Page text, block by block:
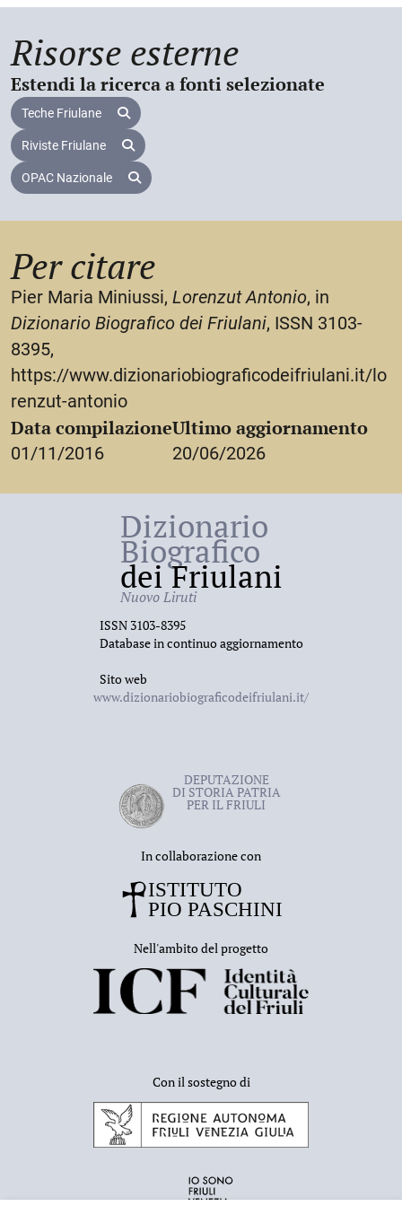
Risorse esterne
Estendi la ricerca a fonti selezionate
Teche Friulane
Riviste Friulane
OPAC Nazionale
Per citare
Pier Maria Miniussi, Lorenzut Antonio, in
Dizionario Biografico dei Friulani, ISSN 3103-
8395,
https://www.dizionariobiograficodeifriulani.it/lo
renzut-antonio
Data compilazione
01/11/2016
Ultimo aggiornamento
20/06/2026
Dizionario
Biografico
dei Friulani
Nuovo Liruti
ISSN 3103-8395
Database in continuo aggiornamento
Sito web
www.dizionariobiograficodeifriulani.it/
DEPUTAZIONE
DI STORIA PATRIA
PER IL FRIULI
In collaborazione con
Nell'ambito del progetto
Con il sostegno di